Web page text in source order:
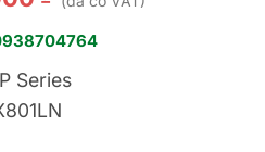
Series